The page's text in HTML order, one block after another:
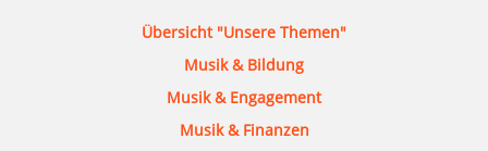
Übersicht "Unsere Themen"
Musik & Bildung
Musik & Engagement
Musik & Finanzen